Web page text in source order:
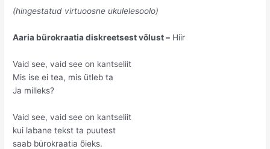
(hingestatud virtuoosne ukulelesoolo)
Aaria bürokraatia diskreetsest võlust – Hiir
Vaid see, vaid see on kantseliit
Mis ise ei tea, mis ütleb ta
Ja milleks?
Vaid see, vaid see on kantseliit
kui labane tekst ta puutest
saab bürokraatia õieks.